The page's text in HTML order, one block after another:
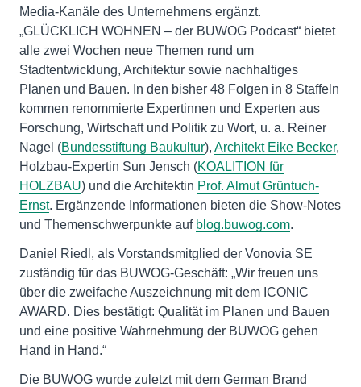
Media-Kanäle des Unternehmens ergänzt.
„GLÜCKLICH WOHNEN – der BUWOG Podcast“ bietet
alle zwei Wochen neue Themen rund um
Stadtentwicklung, Architektur sowie nachhaltiges
Planen und Bauen. In den bisher 48 Folgen in 8 Staffeln
kommen renommierte Expertinnen und Experten aus
Forschung, Wirtschaft und Politik zu Wort, u. a. Reiner
Nagel (Bundesstiftung Baukultur), Architekt Eike Becker,
Holzbau-Expertin Sun Jensch (KOALITION für
HOLZBAU) und die Architektin Prof. Almut Grüntuch-
Ernst. Ergänzende Informationen bieten die Show-Notes
und Themenschwerpunkte auf blog.buwog.com.
Daniel Riedl, als Vorstandsmitglied der Vonovia SE
zuständig für das BUWOG-Geschäft: „Wir freuen uns
über die zweifache Auszeichnung mit dem ICONIC
AWARD. Dies bestätigt: Qualität im Planen und Bauen
und eine positive Wahrnehmung der BUWOG gehen
Hand in Hand.“
Die BUWOG wurde zuletzt mit dem German Brand